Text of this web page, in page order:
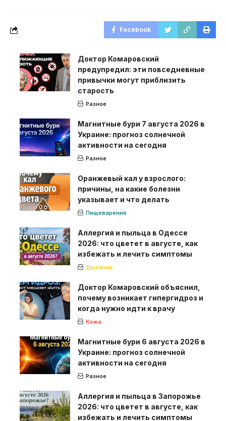
Facebook
Доктор Комаровский
предупредил: эти повседневные
привычки могут приблизить
старость
Разное
Магнитные бури 7 августа 2026 в
Украине: прогноз солнечной
активности на сегодня
Разное
Оранжевый кал у взрослого:
причины, на какие болезни
указывает и что делать
Пищеварение
Аллергия и пыльца в Одессе
2026: что цветет в августе, как
избежать и лечить симптомы
Дыхание
Доктор Комаровский объяснил,
почему возникает гипергидроз и
когда нужно идти к врачу
Кожа
Магнитные бури 6 августа 2026 в
Украине: прогноз солнечной
активности на сегодня
Разное
Аллергия и пыльца в Запорожье
2026: что цветет в августе, как
избежать и лечить симптомы